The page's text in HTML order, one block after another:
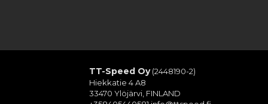
TT-Speed Oy(2448190-2)
Hiekkatie 4 A8
33470 Ylöjärvi, FINLAND